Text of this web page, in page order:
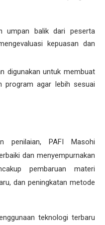
umpan balik dari peserta
kepuasan dan
digunakan untuk membuat
program agar lebih sesuai
penilaian, PAFI Masohi
dan menyempurnakan
pembaruan materi
dan peningkatan metode
teknologi terbaru